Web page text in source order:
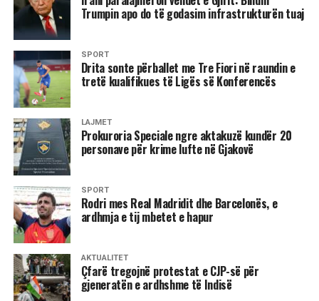
Barcelonë.
Reagimi i ministres spanjolle erdhi pas raportimeve se
presidenti i FIFA-s, Gianni Infantino, ia kishte premtuar
Marokut organizimin e finales. Megjithatë, FIFA i ka mohuar
këto pretendime.
“Gjëja më e rëndësishme është që FIFA tashmë e ka
mohuar këtë. Ne po punojmë ngushtë me FIFA-n dhe kemi
takimin e radhës në shtator. Nga FIFA kanë qenë të qartë
në mohimin e këtij lajmi. Do të vazhdojmë punën, sepse
duam dhe besojmë se finalja e Botërorit duhet të zhvillohet
në Spanjë”, përfundoi Tolón.
D.L
Trumpin apo do të godasim infrastrukturën tuaj
SPORT
Drita sonte përballet me Tre Fiori në raundin e
tretë kualifikues të Ligës së Konferencës
LAJMET
Prokuroria Speciale ngre aktakuzë kundër 20
personave për krime lufte në Gjakovë
SPORT
Rodri mes Real Madridit dhe Barcelonës, e
ardhmja e tij mbetet e hapur
AKTUALITET
Çfarë tregojnë protestat e CJP-së për
gjeneratën e ardhshme të Indisë